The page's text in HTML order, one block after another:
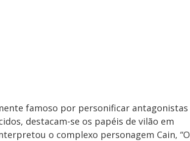
famoso por personificar antagonistas
destacam-se os papéis de vilão em
o complexo personagem Cain, “O